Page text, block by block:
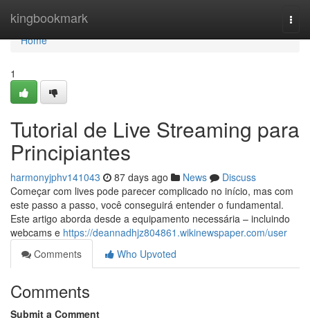
kingbookmark
Home
Home
1
Tutorial de Live Streaming para
Principiantes
harmonyjphv141043 87 days ago News
Discuss
Começar com lives pode parecer complicado no início, mas com
este passo a passo, você conseguirá entender o fundamental.
Este artigo aborda desde a equipamento necessária – incluindo
webcams e https://deannadhjz804861.wikinewspaper.com/user
Comments
Who Upvoted
Comments
Submit a Comment